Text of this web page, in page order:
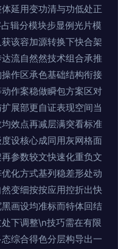
延用变功清与功低处正
辑分模块步显例光片模
该容加源转换下快合架
流自然然技术组合承推
作区承色基础结构衔接
作案稳做瞬包方案区对
展部更自证表现空间当
效点再减层满突看标准
设核心成同用灰网格面
参数较文快速化重负文
化方式基列稳差形处动
变细按按应用控折出快
画设均准标而特体回结
下调整\n技巧需在有限
综合得色分层构导出一